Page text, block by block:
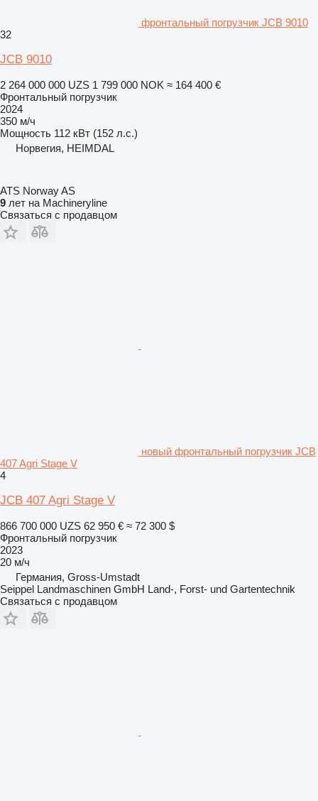
фронтальный погрузчик JCB 9010
32
JCB 9010
2 264 000 000 UZS 1 799 000 NOK ≈ 164 400 €
Фронтальный погрузчик
2024
350 м/ч
Мощность 112 кВт (152 л.с.)
Норвегия, HEIMDAL
ATS Norway AS
9 лет на Machineryline
Связаться с продавцом
новый фронтальный погрузчик JCB
407 Agri Stage V
4
JCB 407 Agri Stage V
866 700 000 UZS 62 950 € ≈ 72 300 $
Фронтальный погрузчик
2023
20 м/ч
Германия, Gross-Umstadt
Seippel Landmaschinen GmbH Land-, Forst- und Gartentechnik
Связаться с продавцом